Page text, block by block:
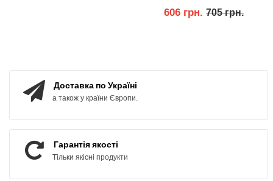
606 грн. 705 грн.
Доставка по Україні
а також у країни Європи.
Гарантія якості
Тільки якісні продукти